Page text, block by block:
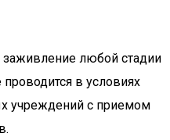
любой стадии
в условиях
учреждений с приемом